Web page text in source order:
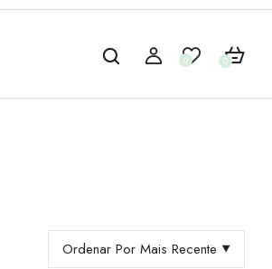
0 0
Ordenar Por Mais Recente